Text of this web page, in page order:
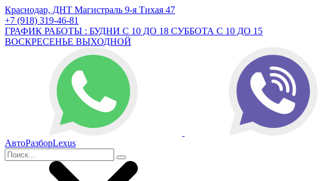
Краснодар, ДНТ Магистраль 9-я Тихая 47
+7 (918) 319-46-81
ГРАФИК РАБОТЫ : БУДНИ С 10 ДО 18 СУББОТА С 10 ДО 15
ВОСКРЕСЕНЬЕ ВЫХОДНОЙ
АвтоРазборLexus